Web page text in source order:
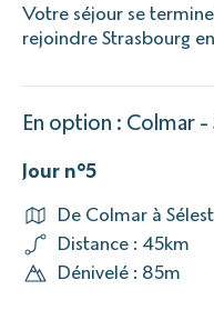
Votre séjour se
rejoindre Strasbourg
En option : Colmar -
Jour n°5
De Colmar à
Distance : 45km
Dénivelé : 85m